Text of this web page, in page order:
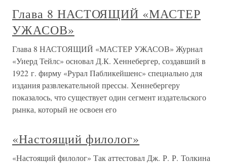
Глава 8 НАСТОЯЩИЙ «МАСТЕР
УЖАСОВ»
Глава 8 НАСТОЯЩИЙ «МАСТЕР УЖАСОВ» Журнал
«Уиерд Тейлс» основал Д.К. Хеннебергер, создавший в
1922 г. фирму «Рурал Пабликейшенс» специально для
издания развлекательной прессы. Хеннебергеру
показалось, что существует один сегмент издательского
рынка, который не освоен его
«Настоящий филолог»
«Настоящий филолог» Так аттестовал Дж. Р. Р. Толкина